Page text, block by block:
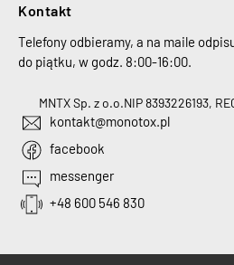
Kontakt
Telefony odbieramy, a na maile
do piątku, w godz. 8:00-16:00.
MNTX Sp. z o.o.NIP 8393226193,
kontakt@monotox.pl
facebook
messenger
+48 600 546 830